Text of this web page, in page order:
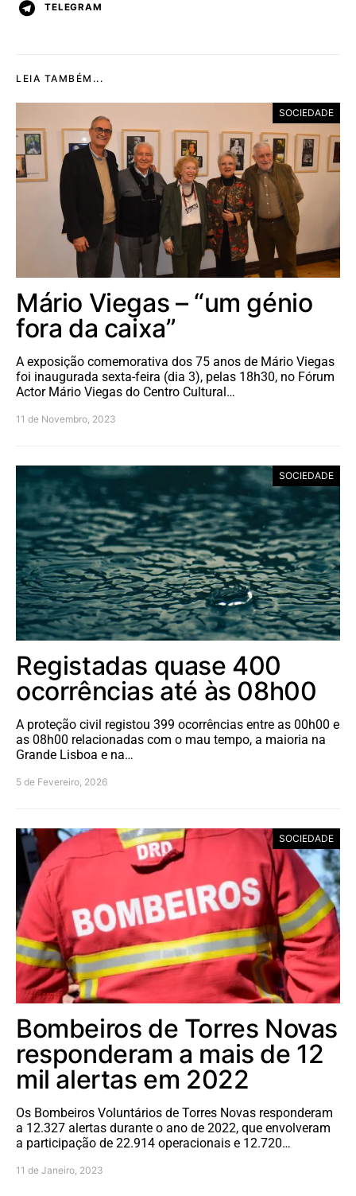
TELEGRAM
LEIA TAMBÉM...
SOCIEDADE
Mário Viegas – “um génio
fora da caixa”
A exposição comemorativa dos 75 anos de Mário Viegas
foi inaugurada sexta-feira (dia 3), pelas 18h30, no Fórum
Actor Mário Viegas do Centro Cultural…
11 de Novembro, 2023
SOCIEDADE
Registadas quase 400
ocorrências até às 08h00
A proteção civil registou 399 ocorrências entre as 00h00 e
as 08h00 relacionadas com o mau tempo, a maioria na
Grande Lisboa e na…
5 de Fevereiro, 2026
SOCIEDADE
Bombeiros de Torres Novas
responderam a mais de 12
mil alertas em 2022
Os Bombeiros Voluntários de Torres Novas responderam
a 12.327 alertas durante o ano de 2022, que envolveram
a participação de 22.914 operacionais e 12.720…
11 de Janeiro, 2023